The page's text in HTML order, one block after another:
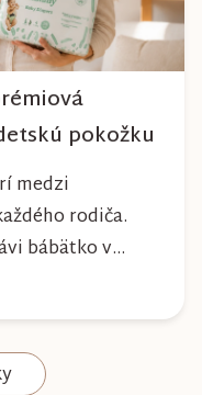
pokožku
medzi
rodiča.
bábätko v
poskytovať
aj maximálny
Plienky
na